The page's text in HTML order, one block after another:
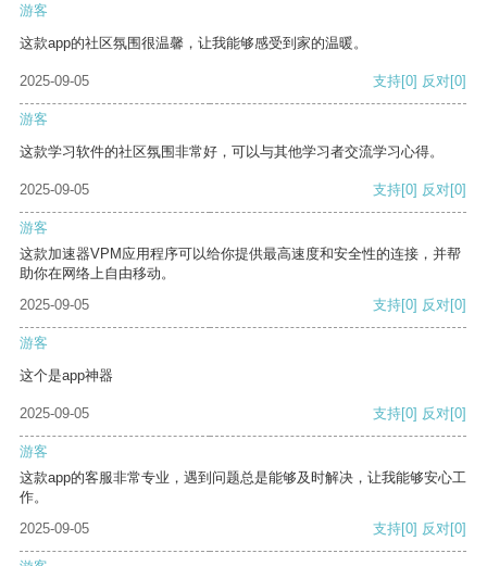
游客
这款app的社区氛围很温馨，让我能够感受到家的温暖。
2025-09-05 支持[0] 反对[0]
游客
这款学习软件的社区氛围非常好，可以与其他学习者交流学习心得。
2025-09-05 支持[0] 反对[0]
游客
这款加速器VPM应用程序可以给你提供最高速度和安全性的连接，并帮
助你在网络上自由移动。
2025-09-05
支持[0] 反对[0]
游客
这个是app神器
2025-09-05 支持[0] 反对[0]
游客
这款app的客服非常专业，遇到问题总是能够及时解决，让我能够安心工
作。
2025-09-05
支持[0] 反对[0]